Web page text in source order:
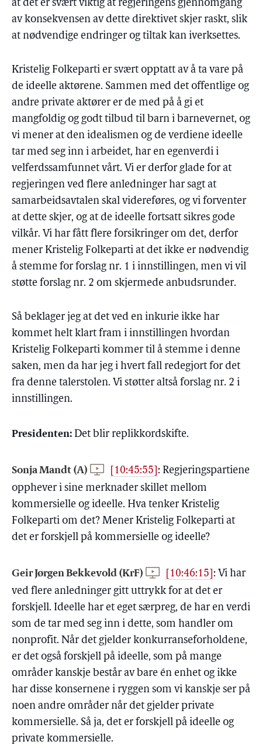
at det er svært viktig at regjeringens gjennomgang
av konsekvensen av dette direktivet skjer raskt, slik
at nødvendige endringer og tiltak kan iverksettes.
Kristelig Folkeparti er svært opptatt av å ta vare på
de ideelle aktørene. Sammen med det offentlige og
andre private aktører er de med på å gi et
mangfoldig og godt tilbud til barn i barnevernet, og
vi mener at den idealismen og de verdiene ideelle
tar med seg inn i arbeidet, har en egenverdi i
velferdssamfunnet vårt. Vi er derfor glade for at
regjeringen ved flere anledninger har sagt at
samarbeidsavtalen skal videreføres, og vi forventer
at dette skjer, og at de ideelle fortsatt sikres gode
vilkår. Vi har fått flere forsikringer om det, derfor
mener Kristelig Folkeparti at det ikke er nødvendig
å stemme for forslag nr. 1 i innstillingen, men vi vil
støtte forslag nr. 2 om skjermede anbudsrunder.
Så beklager jeg at det ved en inkurie ikke har
kommet helt klart fram i innstillingen hvordan
Kristelig Folkeparti kommer til å stemme i denne
saken, men da har jeg i hvert fall redegjort for det
fra denne talerstolen. Vi støtter altså forslag nr. 2 i
innstillingen.
Presidenten: Det blir replikkordskifte.
Sonja Mandt (A) [10:45:55] : Regjeringspartiene
opphever i sine merknader skillet mellom
kommersielle og ideelle. Hva tenker Kristelig
Folkeparti om det? Mener Kristelig Folkeparti at
det er forskjell på kommersielle og ideelle?
Geir Jørgen Bekkevold (KrF) [10:46:15] : Vi har
ved flere anledninger gitt uttrykk for at det er
forskjell. Ideelle har et eget særpreg, de har en verdi
som de tar med seg inn i dette, som handler om
nonprofit. Når det gjelder konkurranseforholdene,
er det også forskjell på ideelle, som på mange
områder kanskje består av bare én enhet og ikke
har disse konsernene i ryggen som vi kanskje ser på
noen andre områder når det gjelder private
kommersielle. Så ja, det er forskjell på ideelle og
private kommersielle.